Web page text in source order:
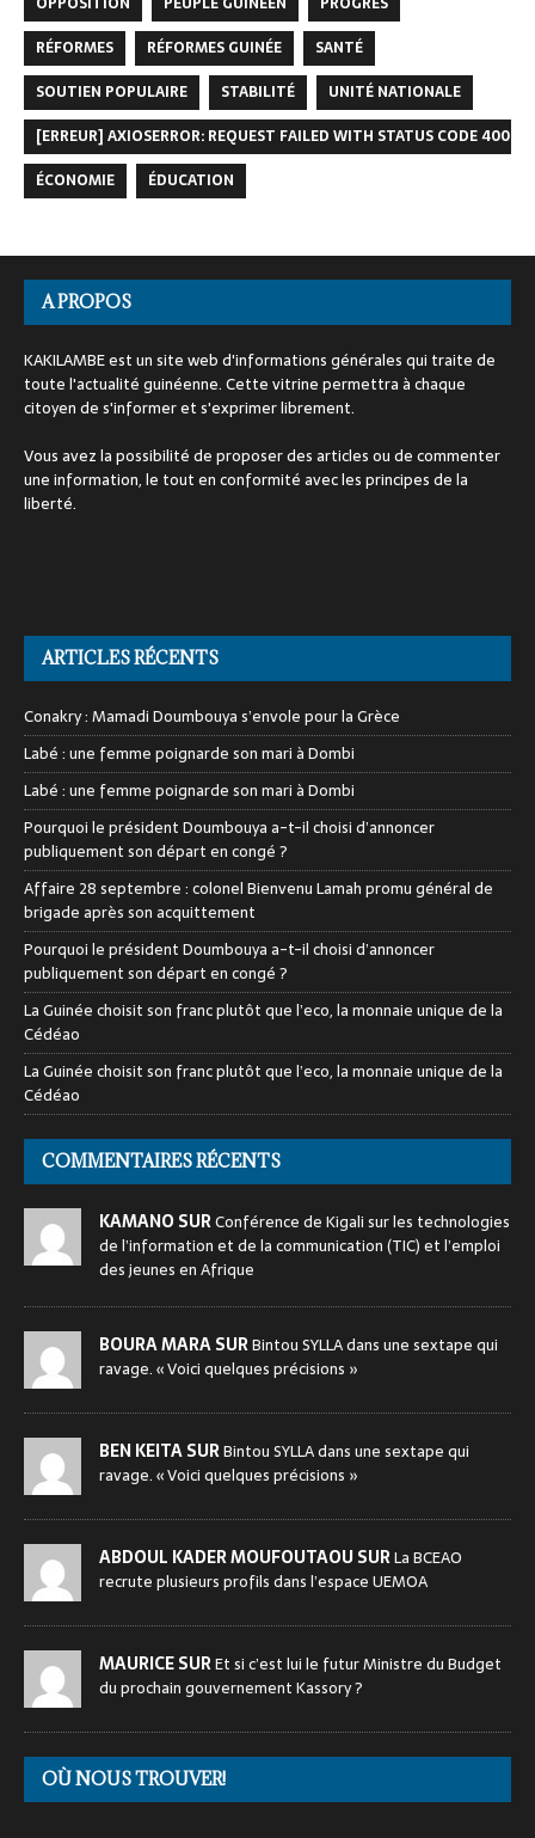
RÉFORMES
RÉFORMES GUINÉE
SANTÉ
SOUTIEN POPULAIRE
STABILITÉ
UNITÉ NATIONALE
[ERREUR] AXIOSERROR: REQUEST FAILED WITH STATUS CODE 400
ÉCONOMIE
ÉDUCATION
A PROPOS
KAKILAMBE est un site web d'informations générales qui traite de
toute l'actualité guinéenne. Cette vitrine permettra à chaque
citoyen de s'informer et s'exprimer librement.
Vous avez la possibilité de proposer des articles ou de commenter
une information, le tout en conformité avec les principes de la
liberté.
ARTICLES RÉCENTS
Conakry : Mamadi Doumbouya s’envole pour la Grèce
Labé : une femme poignarde son mari à Dombi
Labé : une femme poignarde son mari à Dombi
Pourquoi le président Doumbouya a-t-il choisi d’annoncer
publiquement son départ en congé ?
Affaire 28 septembre : colonel Bienvenu Lamah promu général de
brigade après son acquittement
Pourquoi le président Doumbouya a-t-il choisi d’annoncer
publiquement son départ en congé ?
La Guinée choisit son franc plutôt que l’eco, la monnaie unique de la
Cédéao
La Guinée choisit son franc plutôt que l’eco, la monnaie unique de la
Cédéao
COMMENTAIRES RÉCENTS
KAMANO SURConférence de Kigali sur les technologies
de l’information et de la communication (TIC) et l’emploi
des jeunes en Afrique
BOURA MARA SURBintou SYLLA dans une sextape qui
ravage. « Voici quelques précisions »
BEN KEITA SURBintou SYLLA dans une sextape qui
ravage. « Voici quelques précisions »
ABDOUL KADER MOUFOUTAOU SURLa BCEAO
recrute plusieurs profils dans l’espace UEMOA
MAURICE SUREt si c’est lui le futur Ministre du Budget
du prochain gouvernement Kassory ?
OÙ NOUS TROUVER!